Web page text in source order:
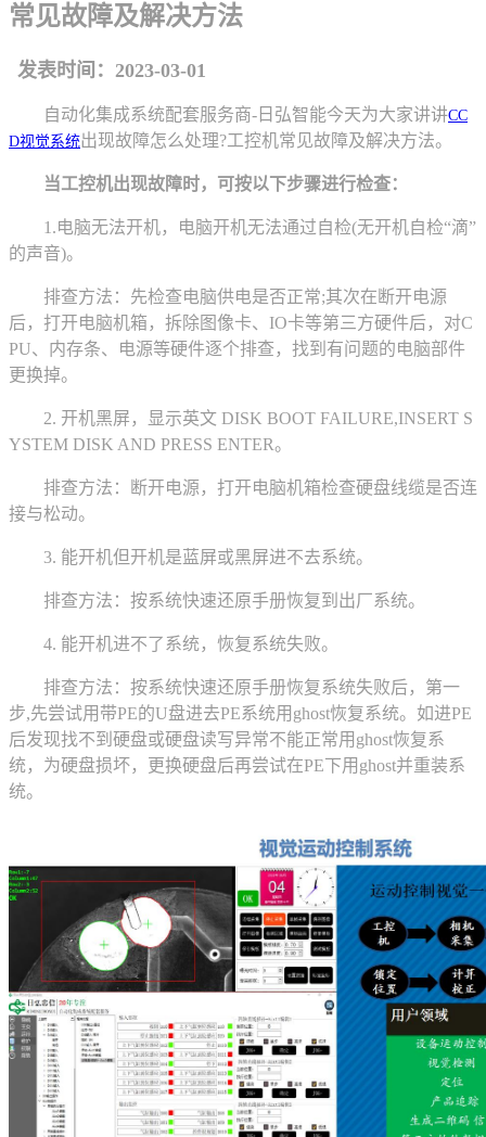
常见故障及解决方法
发表时间：2023-03-01
自动化集成系统配套服务商-日弘智能今天为大家讲讲CC
D视觉系统出现故障怎么处理?工控机常见故障及解决方法。
当工控机出现故障时，可按以下步骤进行检查：
1.电脑无法开机，电脑开机无法通过自检(无开机自检“滴”
的声音)。
排查方法：先检查电脑供电是否正常;其次在断开电源
后，打开电脑机箱，拆除图像卡、IO卡等第三方硬件后，对C
PU、内存条、电源等硬件逐个排查，找到有问题的电脑部件
更换掉。
2. 开机黑屏，显示英文 DISK BOOT FAILURE,INSERT S
YSTEM DISK AND PRESS ENTER。
排查方法：断开电源，打开电脑机箱检查硬盘线缆是否连
接与松动。
3. 能开机但开机是蓝屏或黑屏进不去系统。
排查方法：按系统快速还原手册恢复到出厂系统。
4. 能开机进不了系统，恢复系统失败。
排查方法：按系统快速还原手册恢复系统失败后，第一
步,先尝试用带PE的U盘进去PE系统用ghost恢复系统。如进PE
后发现找不到硬盘或硬盘读写异常不能正常用ghost恢复系
统，为硬盘损坏，更换硬盘后再尝试在PE下用ghost并重装系
统。